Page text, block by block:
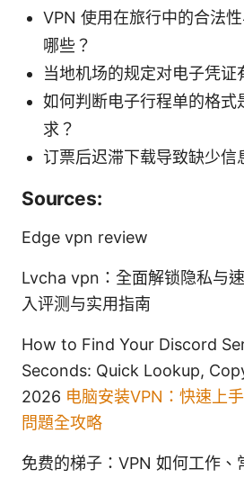
VPN 使用在旅行中的合法
哪些？
当地机场的规定对电子凭证
如何判断电子行程单的格式
求？
订票后迟滞下载导致缺少信
Sources:
Edge vpn review
Lvcha vpn：全面解锁隐私与
入评测与实用指南
How to Find Your Discord
Seconds: Quick Lookup,
2026 电脑安装VPN：快速上
問題全攻略
免费的梯子：VPN 如何工作、